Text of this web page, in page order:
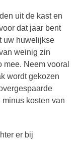
uit de kast en
dat jaar bent
uw huwelijkse
weinig zin
Neem vooral
wordt gekozen
kosten van
er bij